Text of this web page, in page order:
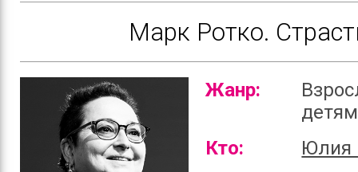
Марк Ротко.
Жанр:
детям
Кто:
Юлия